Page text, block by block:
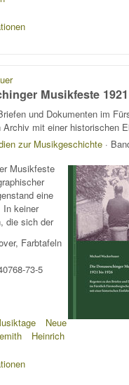
Musikfeste
und Dokumenten im
Archiv mit einer historischen
zur Musikgeschichte ·
Musikfeste
eine
In keiner
die sich der
Farbtafeln
73-5
Neue
Heinrich